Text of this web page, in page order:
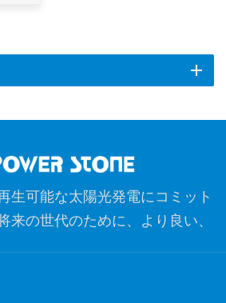
の
性
生可能な太陽光発電にコミット
来の世代のために、より良い、
ッショナリズム、イノベーショ